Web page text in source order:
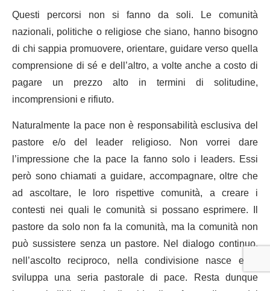
Questi percorsi non si fanno da soli. Le comunità
nazionali, politiche o religiose che siano, hanno bisogno
di chi sappia promuovere, orientare, guidare verso quella
comprensione di sé e dell’altro, a volte anche a costo di
pagare un prezzo alto in termini di solitudine,
incomprensioni e rifiuto.
Naturalmente la pace non è responsabilità esclusiva del
pastore e/o del leader religioso. Non vorrei dare
l’impressione che la pace la fanno solo i leaders. Essi
però sono chiamati a guidare, accompagnare, oltre che
ad ascoltare, le loro rispettive comunità, a creare i
contesti nei quali le comunità si possano esprimere. Il
pastore da solo non fa la comunità, ma la comunità non
può sussistere senza un pastore. Nel dialogo continuo,
nell’ascolto reciproco, nella condivisione nasce e si
sviluppa una seria pastorale di pace. Resta dunque